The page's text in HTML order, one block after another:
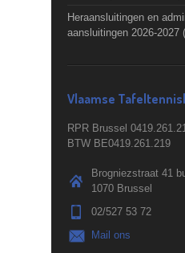
Heraansluitingen en
aansluitingen 2026-2027
Vlaamse
RPR Brussel
BTW BE0419.261.219
Brogniezstraat 41
1070 Brussel
02/527 53 72
Mail ons